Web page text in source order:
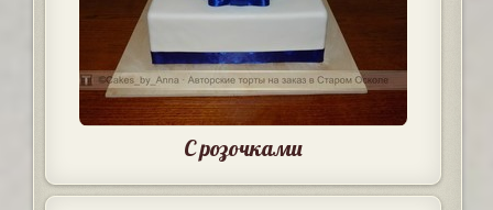
С розочками